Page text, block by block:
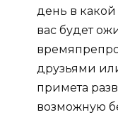
день в
вас будет
друзьями
примета
возможную